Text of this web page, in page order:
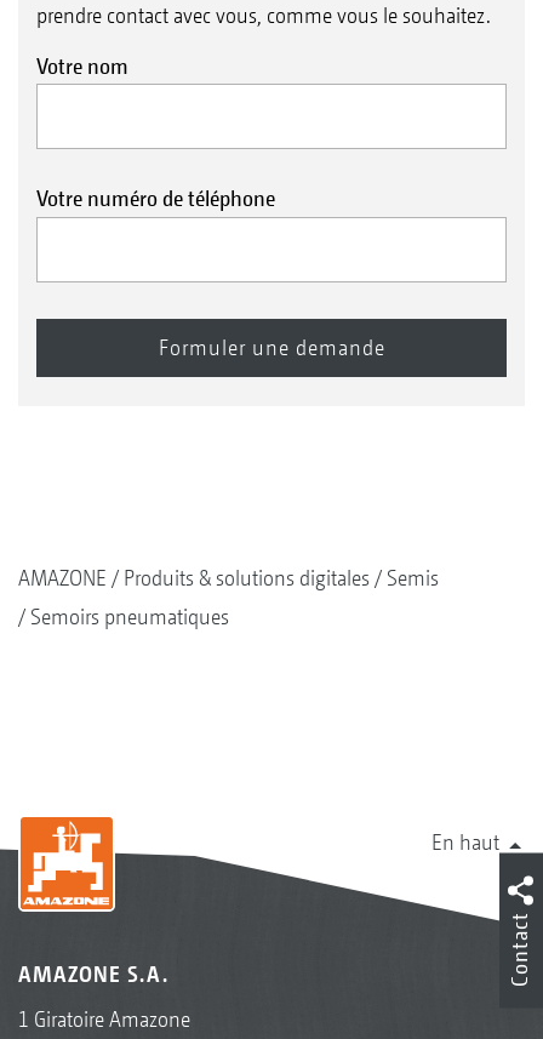
prendre contact avec vous, comme vous le souhaitez.
Votre nom
Votre numéro de téléphone
AMAZONE Produits & solutions digitales
Semis
Semoirs pneumatiques
En haut
AMAZONE S.A.
1 Giratoire Amazone
Contact